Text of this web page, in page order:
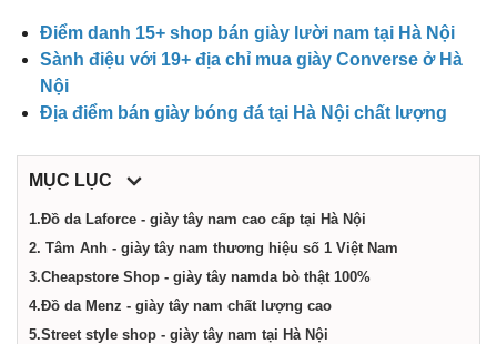
dịch
Nội
Điểm danh 15+ shop bán giày lười nam tại Hà Nội
Sành điệu với 19+ địa chỉ mua giày Converse ở Hà
Nội
Địa điểm bán giày bóng đá tại Hà Nội chất lượng
MỤC LỤC
1.Đồ da Laforce - giày tây nam cao cấp tại Hà Nội
2. Tâm Anh - giày tây nam thương hiệu số 1 Việt Nam
3.Cheapstore Shop - giày tây namda bò thật 100%
4.Đồ da Menz - giày tây nam chất lượng cao
5.Street style shop - giày tây nam tại Hà Nội